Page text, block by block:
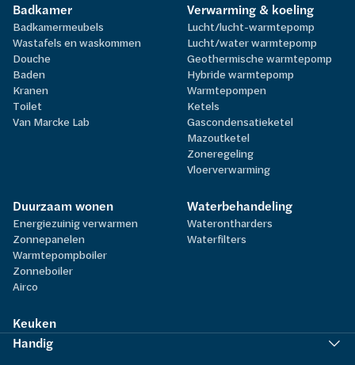
Badkamer
Badkamermeubels
Wastafels en waskommen
Douche
Baden
Kranen
Toilet
Van Marcke Lab
Verwarming & koeling
Lucht/lucht-warmtepomp
Lucht/water warmtepomp
Geothermische warmtepomp
Hybride warmtepomp
Warmtepompen
Ketels
Gascondensatieketel
Mazoutketel
Zoneregeling
Vloerverwarming
Duurzaam wonen
Energiezuinig verwarmen
Zonnepanelen
Warmtepompboiler
Zonneboiler
Airco
Waterbehandeling
Waterontharders
Waterfilters
Keuken
Handig